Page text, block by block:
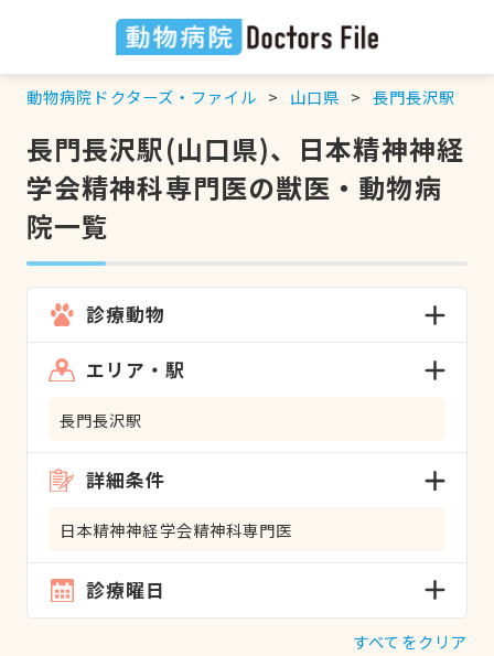
動物病院ドクターズ・ファイル 山口県 長門長沢駅
長門長沢駅(山口県)、日本精神神経
学会精神科専門医の獣医・動物病
院一覧
診療動物
エリア・駅
長門長沢駅
詳細条件
日本精神神経学会精神科専門医
診療曜日
すべてをクリア